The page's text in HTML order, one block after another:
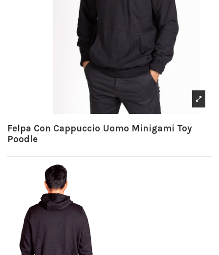
Felpa Con Cappuccio Uomo Minigami Toy
Poodle